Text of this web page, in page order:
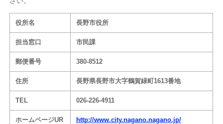
役所名 長野市役所
担当窓口 市民課
郵便番号 380-8512
住所 長野県長野市大字鶴賀緑町1613番地
TEL 026-226-4911
ホームページUR
http://www.city.nagano.nagano.jp/